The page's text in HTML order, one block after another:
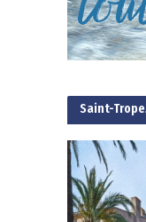
Saint-